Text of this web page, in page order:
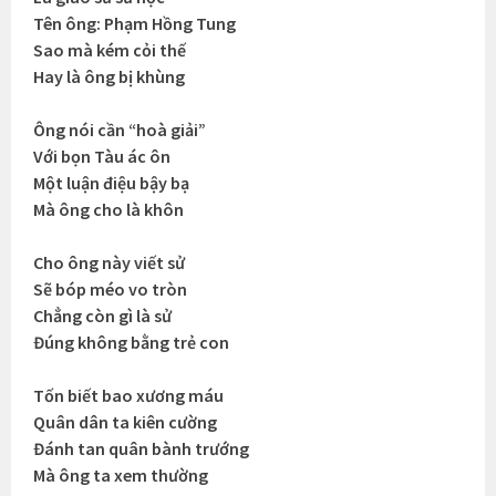
Tên ông: Phạm Hồng Tung
Sao mà kém cỏi thế
Hay là ông bị khùng
Ông nói cần “hoà giải”
Với bọn Tàu ác ôn
Một luận điệu bậy bạ
Mà ông cho là khôn
Cho ông này viết sử
Sẽ bóp méo vo tròn
Chẳng còn gì là sử
Đúng không bằng trẻ con
Tốn biết bao xương máu
Quân dân ta kiên cường
Đánh tan quân bành trướng
Mà ông ta xem thường